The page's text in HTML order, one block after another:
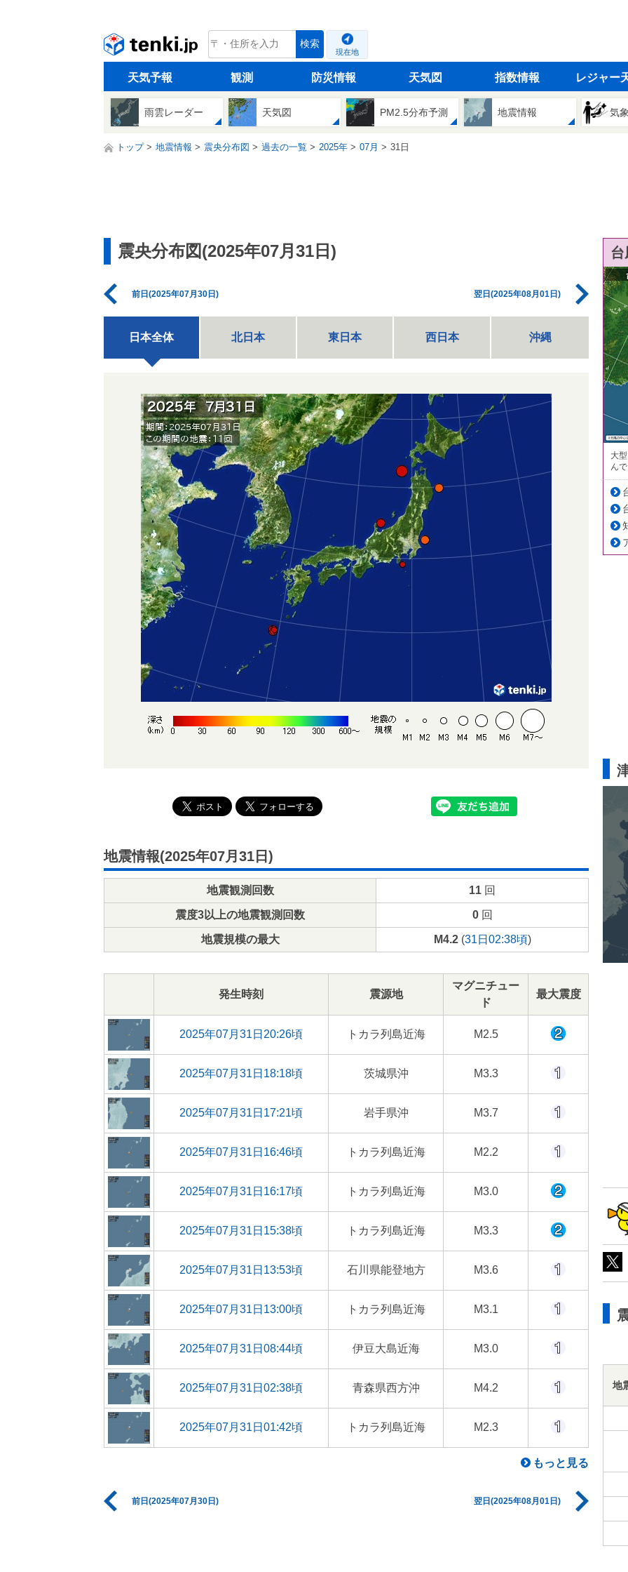
tenki.jp 検索
現在地
天気予報 観測 防災情報 天気図 指数情報 レジャー
雨雲レーダー 天気図 PM2.5分布予測 地震情報 気
トップ 地震情報 震央分布図 過去の一覧 2025年 07月 31日
震央分布図(2025年07月31日)
前日(2025年07月30日) 翌日(2025年08月01日)
日本全体 北日本 東日本 西日本 沖縄
地震情報(2025年07月31日)
地震観測回数 11 回
震度3以上の地震観測回数 0回
地震規模の最大 M4.2(31日02:38頃)
発生時刻 震源地
マグニチュー
ド
最大震度
2025年07月31日20:26頃 トカラ列島近海 M2.5
2025年07月31日18:18頃 茨城県沖 M3.3
2025年07月31日17:21頃 岩手県沖 M3.7
2025年07月31日16:46頃 トカラ列島近海 M2.2
2025年07月31日16:17頃 トカラ列島近海 M3.0
2025年07月31日15:38頃 トカラ列島近海 M3.3
2025年07月31日13:53頃 石川県能登地方 M3.6
2025年07月31日13:00頃 トカラ列島近海 M3.1
2025年07月31日08:44頃 伊豆大島近海 M3.0
2025年07月31日02:38頃 青森県西方沖 M4.2
2025年07月31日01:42頃 トカラ列島近海 M2.3
もっと見る
前日(2025年07月30日) 翌日(2025年08月01日)
大
ん
地